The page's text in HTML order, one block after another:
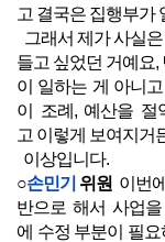
고 결국은 집행부가
그래서 제가 사실
들고 싶었던 거예요
이 일하는 게 아니
이 조례, 예산을 절
고 이렇게 보여지거
이상입니다.
○손민기 위원 이번
반으로 해서 사업
에 수정 부분이 필